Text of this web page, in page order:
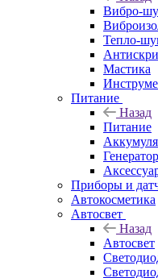
Вибро-
Тепло-
Мастика
Питание
Назад
Питание
Приборы и
Автокосметика
Автосвет
Назад
Автосвет